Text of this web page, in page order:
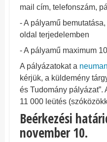
mail cím, telefonszám,
- A pályamű
oldal terjedelemben
- A pályamű maximum
A pályázatokat a
kérjük, a küldemény
és Tudomány pályázat”.
11 000 leütés
Beérkezési
november 10.